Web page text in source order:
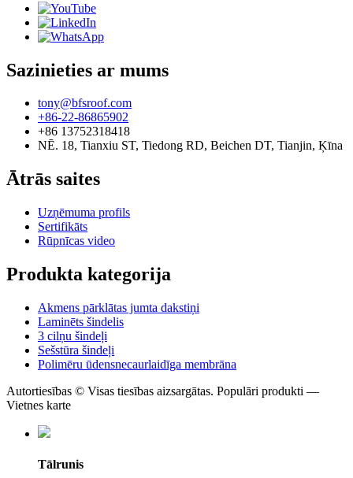
Sazinieties ar mums
tony@bfsroof.com
+86-22-86865902
+86 13752318418
NĒ. 18, Tianxiu ST, Tiedong RD, Beichen DT, Tianjin, Ķīna
Ātrās saites
Uzņēmuma profils
Sertifikāts
Rūpnīcas video
Produkta kategorija
Akmens pārklātas jumta dakstiņi
Laminēts šindelis
3 cilņu šindeļi
Sešstūra šindeļi
Polimēru ūdensnecaurlaidīga membrāna
Autortiesības © Visas tiesības aizsargātas. Populāri produkti —
Vietnes karte
Tālrunis